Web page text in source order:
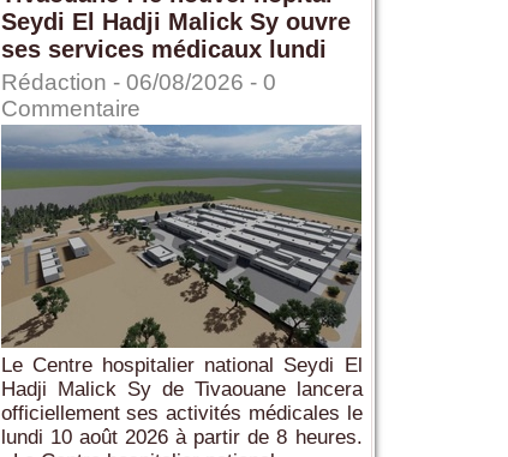
Seydi El Hadji Malick Sy ouvre
ses services médicaux lundi
Rédaction - 06/08/2026 - 0
Commentaire
Le Centre hospitalier national Seydi El
Hadji Malick Sy de Tivaouane lancera
officiellement ses activités médicales le
lundi 10 août 2026 à partir de 8 heures.